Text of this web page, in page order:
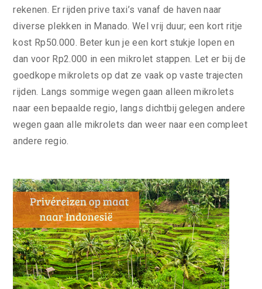
rekenen. Er rijden prive taxi’s vanaf de haven naar
diverse plekken in Manado. Wel vrij duur; een kort ritje
kost Rp50.000. Beter kun je een kort stukje lopen en
dan voor Rp2.000 in een mikrolet stappen. Let er bij de
goedkope mikrolets op dat ze vaak op vaste trajecten
rijden. Langs sommige wegen gaan alleen mikrolets
naar een bepaalde regio, langs dichtbij gelegen andere
wegen gaan alle mikrolets dan weer naar een compleet
andere regio.